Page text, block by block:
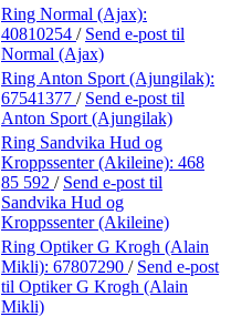
Ring Normal (Ajax):
40810254 / Send e-post til
Normal (Ajax)
Ring Anton Sport (Ajungilak):
67541377 / Send e-post til
Anton Sport (Ajungilak)
Ring Sandvika Hud og
Kroppssenter (Akileine): 468
85 592 / Send e-post til
Sandvika Hud og
Kroppssenter (Akileine)
Ring Optiker G Krogh (Alain
Mikli): 67807290 / Send e-post
til Optiker G Krogh (Alain
Mikli)